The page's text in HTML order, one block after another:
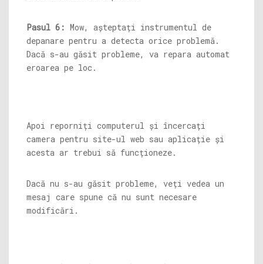
Pasul 6: Mow, așteptați instrumentul de
depanare pentru a detecta orice problemă.
Dacă s-au găsit probleme, va repara automat
eroarea pe loc.
Apoi reporniți computerul și încercați
camera pentru site-ul web sau aplicație și
acesta ar trebui să funcționeze.
Dacă nu s-au găsit probleme, veți vedea un
mesaj care spune că nu sunt necesare
modificări.